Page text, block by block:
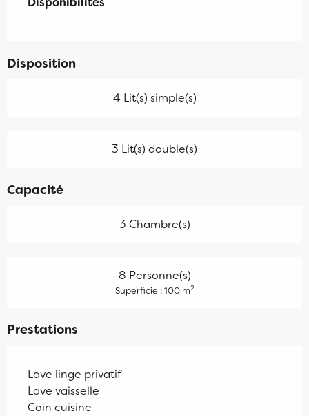
Disposition
4 Lit(s) simple(s)
3 Lit(s) double(s)
Capacité
3 Chambre(s)
8 Personne(s)
Superficie : 100 m2
Prestations
Lave linge privatif
Lave vaisselle
Coin cuisine